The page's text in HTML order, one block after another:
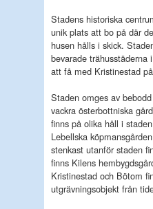
Stadens historiska
unik plats att bo på där
husen hålls i skick.
bevarade trähusstäderna
att få med Kristinestad
Staden omges av
vackra österbottniska
finns på olika håll i
Lebellska
stenkast utanför staden
finns Kilens
Kristinestad och Bötom
utgrävningsobjekt från